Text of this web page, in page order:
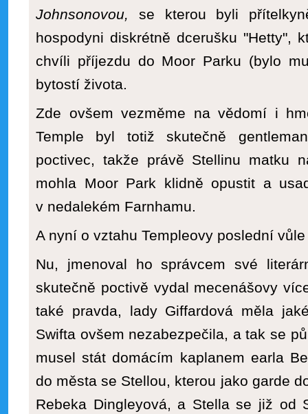
Johnsonovou, se kterou byli
hospodyni diskrétně dcerušku "Hetty",
chvíli příjezdu do Moor Parku (bylo
bytostí života.
Zde ovšem vezměme na vědomí i
Temple byl totiž skutečně
poctivec, takže právě Stellinu matku
mohla Moor Park klidně opustit a
v nedalekém Farnhamu.
A nyní o vztahu Templeovy poslední
Nu, jmenoval ho správcem své
skutečně poctivě vydal mecenášovy
také pravda, lady Giffardová měla
Swifta ovšem nezabezpečila, a tak se
musel stát domácím kaplanem earla
do města se Stellou, kterou jako garde
Rebeka Dingleyová, a Stella se již od